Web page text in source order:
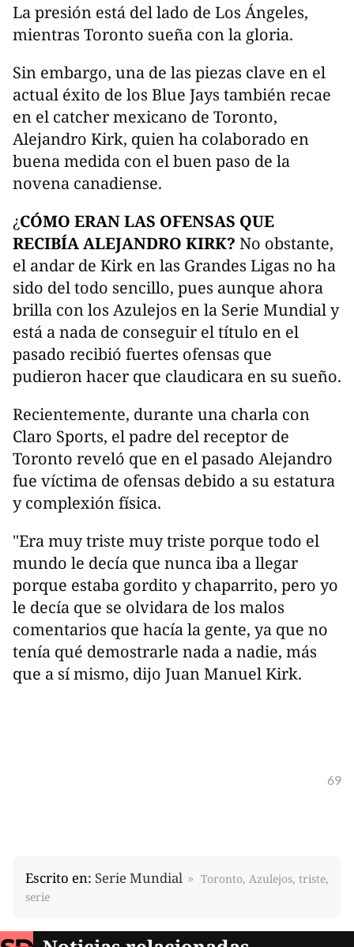
La presión está del lado de Los Ángeles,
mientras Toronto sueña con la gloria.
Sin embargo, una de las piezas clave en el
actual éxito de los Blue Jays también recae
en el catcher mexicano de Toronto,
Alejandro Kirk, quien ha colaborado en
buena medida con el buen paso de la
novena canadiense.
¿CÓMO ERAN LAS OFENSAS QUE
RECIBÍA ALEJANDRO KIRK? No obstante,
el andar de Kirk en las Grandes Ligas no ha
sido del todo sencillo, pues aunque ahora
brilla con los Azulejos en la Serie Mundial y
está a nada de conseguir el título en el
pasado recibió fuertes ofensas que
pudieron hacer que claudicara en su sueño.
Recientemente, durante una charla con
Claro Sports, el padre del receptor de
Toronto reveló que en el pasado Alejandro
fue víctima de ofensas debido a su estatura
y complexión física.
"Era muy triste muy triste porque todo el
mundo le decía que nunca iba a llegar
porque estaba gordito y chaparrito, pero yo
le decía que se olvidara de los malos
comentarios que hacía la gente, ya que no
tenía qué demostrarle nada a nadie, más
que a sí mismo, dijo Juan Manuel Kirk.
69
Escrito en: Serie Mundial
Toronto, Azulejos, triste,
serie